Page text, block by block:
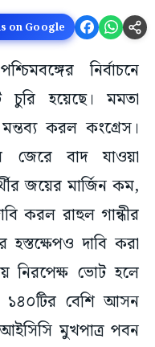
on Google
নির্বাচনে
হয়েছে। মমতা
মন্তব্য করল কংগ্রেস।
বাদ যাওয়া
জয়ের মার্জিন কম,
করল রাহুল গান্ধীর
হস্তক্ষেপও দাবি করা
নিরপেক্ষ ভোট হলে
১৪০টির বেশি আসন
মুখপাত্র পবন